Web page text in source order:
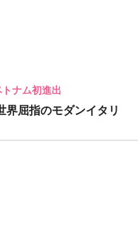
ナム初進出
界屈指のモダンイタリ